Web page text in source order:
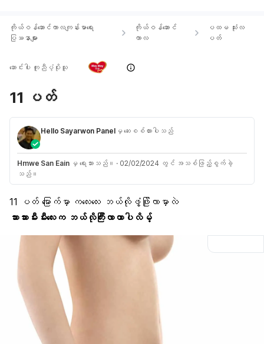
ကိုယ်ဝန်ဆောင်ကာလကျန်းမာရေး
ပြဿနာများ
ကိုယ်ဝန်ဆောင်
ကာလ
ပထမ သုံးလ
ပတ်
ဆောင်းပါး ကူညီပံ့ပိုးသူ
11 ပတ်
Hello Sayarwon Panelမှ ဆေးစစ်ထားပါသည်
Hmwe San Eainမှ ရေးသားသည်။ · 02/02/2024 တွင် အသစ်ဖြည့်စွက်ခဲ့
သည်။
11 ပတ် မြောက်မှာ ကလေးလေး ဘယ်လိုဖွံ့ဖြိုးလာမှာလဲ
သားသားမီးမီးလေးက ဘယ်လိုကြီးလာတာပါလိမ့်